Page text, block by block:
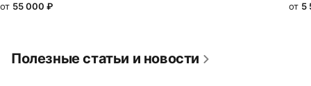
от 55 000 ₽
от 5
Полезные статьи и новости